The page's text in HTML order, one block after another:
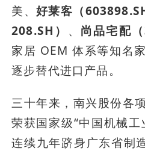
美、 好莱客（
208.SH） 、 尚品宅配
家居 OEM 体系等知名
逐步替代进口产品。
三十年来，南兴股份各
荣获国家级“中国机械工
连续九年跻身广东省制